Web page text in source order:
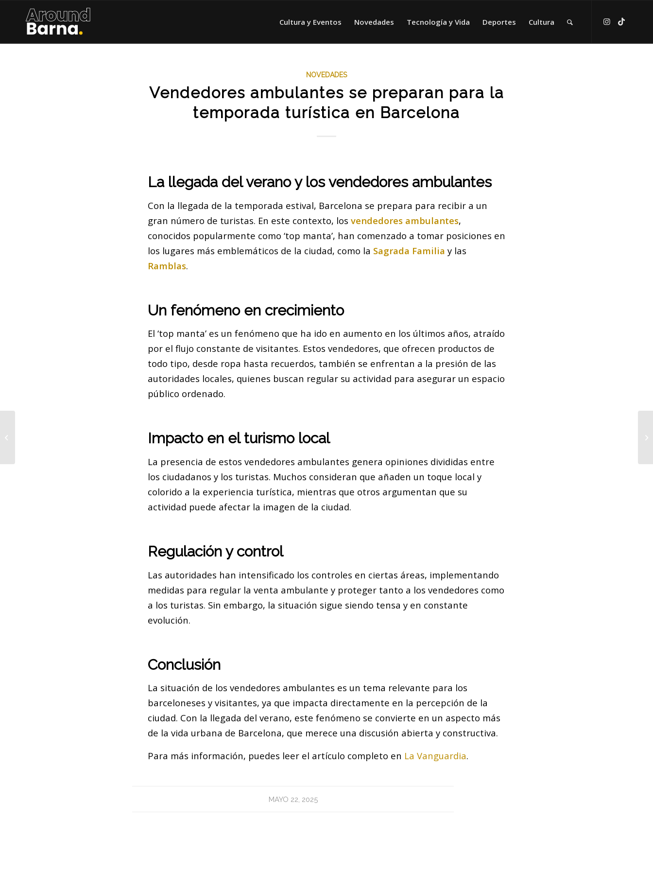
Cultura y Eventos Novedades Tecnología y Vida Deportes Cultura
NOVEDADES
Vendedores ambulantes se preparan para la
temporada turística en Barcelona
La llegada del verano y los vendedores ambulantes
Con la llegada de la temporada estival, Barcelona se prepara para recibir a un
gran número de turistas. En este contexto, los vendedores ambulantes,
conocidos popularmente como ‘top manta’, han comenzado a tomar posiciones en
los lugares más emblemáticos de la ciudad, como la Sagrada Familia y las
Ramblas.
Un fenómeno en crecimiento
El ‘top manta’ es un fenómeno que ha ido en aumento en los últimos años, atraído
por el flujo constante de visitantes. Estos vendedores, que ofrecen productos de
todo tipo, desde ropa hasta recuerdos, también se enfrentan a la presión de las
autoridades locales, quienes buscan regular su actividad para asegurar un espacio
público ordenado.
Impacto en el turismo local
La presencia de estos vendedores ambulantes genera opiniones divididas entre
los ciudadanos y los turistas. Muchos consideran que añaden un toque local y
colorido a la experiencia turística, mientras que otros argumentan que su
actividad puede afectar la imagen de la ciudad.
Regulación y control
Las autoridades han intensificado los controles en ciertas áreas, implementando
medidas para regular la venta ambulante y proteger tanto a los vendedores como
a los turistas. Sin embargo, la situación sigue siendo tensa y en constante
evolución.
Conclusión
La situación de los vendedores ambulantes es un tema relevante para los
barceloneses y visitantes, ya que impacta directamente en la percepción de la
ciudad. Con la llegada del verano, este fenómeno se convierte en un aspecto más
de la vida urbana de Barcelona, que merece una discusión abierta y constructiva.
Para más información, puedes leer el artículo completo en La Vanguardia.
MAYO 22, 2025